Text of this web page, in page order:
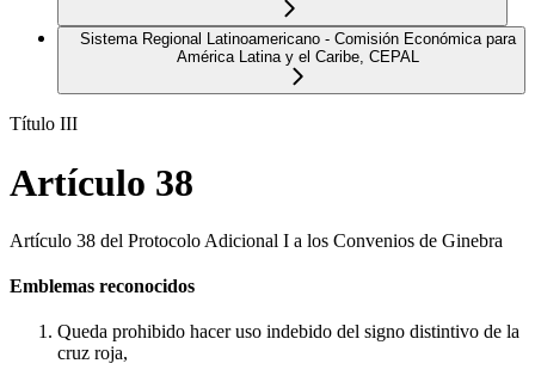
Sistema Regional Latinoamericano - Comisión Económica para
América Latina y el Caribe, CEPAL
Título III
Artículo 38
Artículo 38 del Protocolo Adicional I a los Convenios de Ginebra
Emblemas reconocidos
Queda prohibido hacer uso indebido del signo distintivo de la
cruz roja,